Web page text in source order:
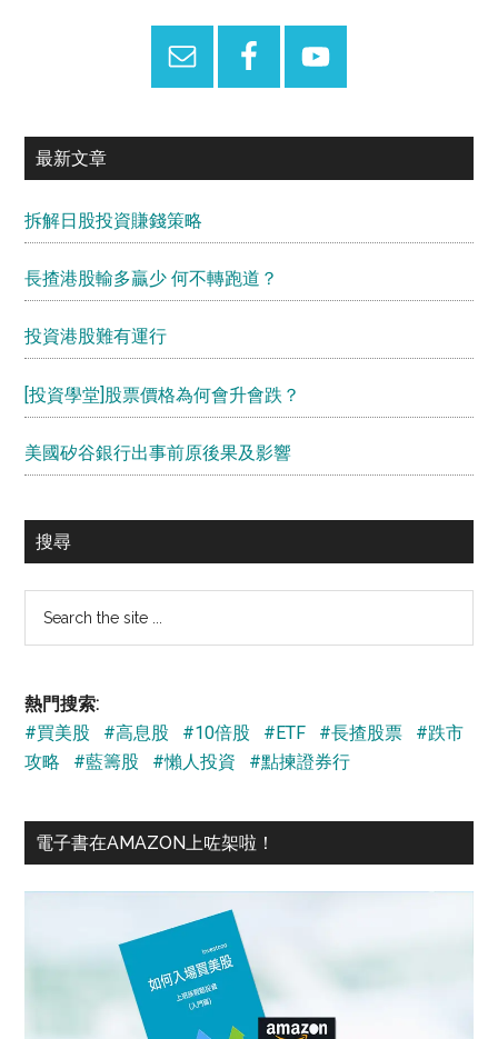
最新文章
拆解日股投資賺錢策略
長揸港股輸多贏少 何不轉跑道？
投資港股難有運行
[投資學堂]股票價格為何會升會跌？
美國矽谷銀行出事前原後果及影響
搜尋
熱門搜索:
#買美股
#高息股 #10倍股 #ETF #長揸股票
#跌市
攻略
#藍籌股 #懶人投資 #點揀證券行
電子書在AMAZON上咗架啦！